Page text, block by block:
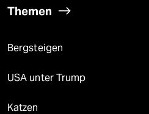
Themen
Bergsteigen
USA unter Trump
Katzen